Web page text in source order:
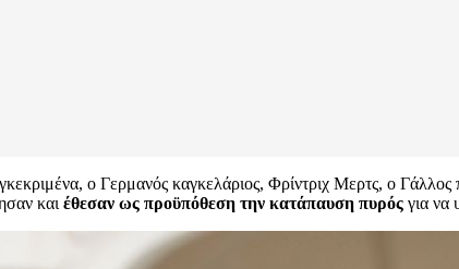
ο Γερμανός καγκελάριος, Φρίντριχ Μερτς, ο
και έθεσαν ως προϋπόθεση την κατάπαυση πυρός για να